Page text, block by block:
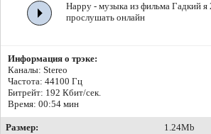
Happy - музыка из фильма Гадкий я
прослушать онлайн
Информация о трэке:
Каналы: Stereo
Частота: 44100 Гц
Битрейт: 192 Кбит/сек.
Время: 00:54 мин
Размер:
1.24Mb